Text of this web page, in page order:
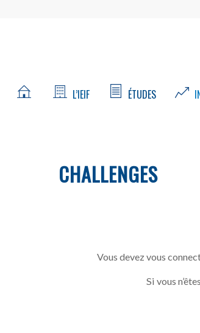
L’IEIF ÉTUDES
CHALLENGES
Vous devez vous
Si vous